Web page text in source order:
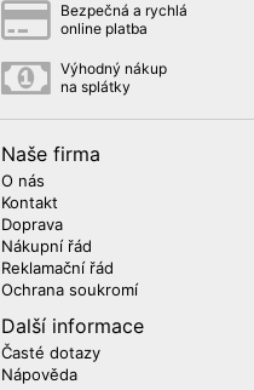
Bezpečná a rychlá
online platba
Výhodný nákup
na splátky
Naše firma
O nás
Kontakt
Doprava
Nákupní řád
Reklamační řád
Ochrana soukromí
Další informace
Časté dotazy
Nápověda